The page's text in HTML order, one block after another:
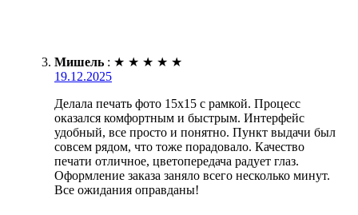
Мишель : ★ ★ ★ ★ ★
19.12.2025
Делала печать фото 15х15 с рамкой. Процесс
оказался комфортным и быстрым. Интерфейс
удобный, все просто и понятно. Пункт выдачи был
совсем рядом, что тоже порадовало. Качество
печати отличное, цветопередача радует глаз.
Оформление заказа заняло всего несколько минут.
Все ожидания оправданы!